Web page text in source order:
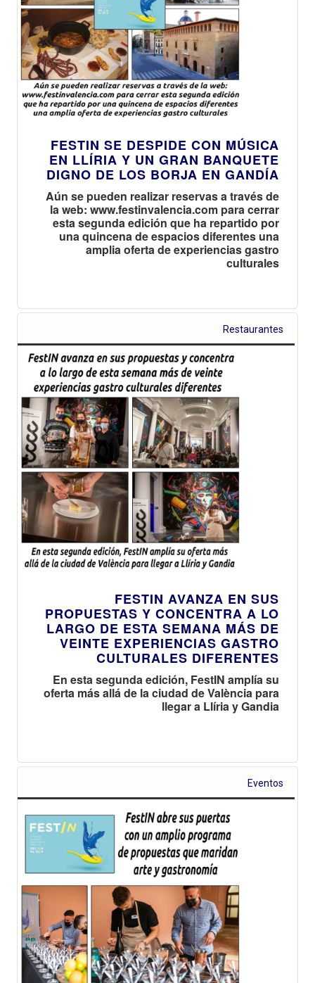
FESTIN SE DESPIDE CON MÚSICA
EN LLÍRIA Y UN GRAN BANQUETE
DIGNO DE LOS BORJA EN GANDÍA
Aún se pueden realizar reservas a través de
la web: www.festinvalencia.com para cerrar
esta segunda edición que ha repartido por
una quincena de espacios diferentes una
amplia oferta de experiencias gastro
culturales
Restaurantes
FESTIN AVANZA EN SUS
PROPUESTAS Y CONCENTRA A LO
LARGO DE ESTA SEMANA MÁS DE
VEINTE EXPERIENCIAS GASTRO
CULTURALES DIFERENTES
En esta segunda edición, FestIN amplía su
oferta más allá de la ciudad de València para
llegar a Llíria y Gandia
Eventos